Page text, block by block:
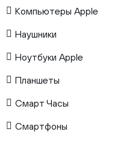
Компьютеры Apple
Наушники
Ноутбуки Apple
Планшеты
Смарт Часы
Смартфоны